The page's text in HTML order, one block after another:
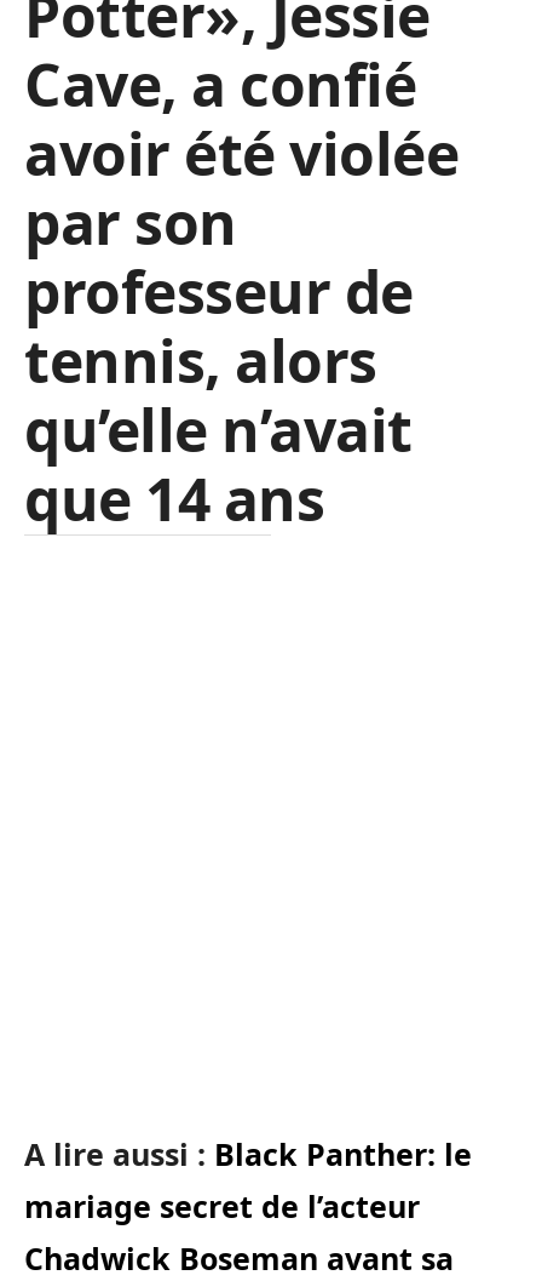
Cave, a confié
avoir été violée
par son
professeur de
tennis, alors
qu’elle n’avait
que 14 ans
A lire aussi : Black Panther: le
mariage secret de l’acteur
Chadwick Boseman avant sa